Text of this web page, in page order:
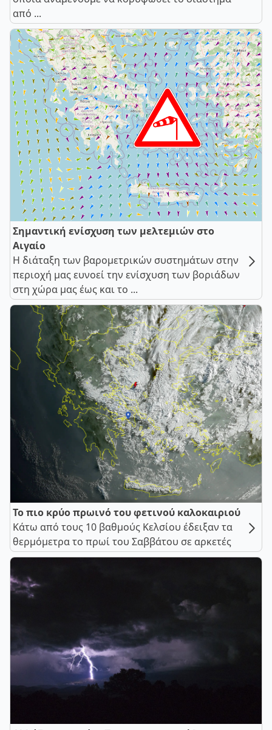
από ...
Σημαντική ενίσχυση των μελτεμιών στο
Αιγαίο
Η διάταξη των βαρομετρικών συστημάτων στην
περιοχή μας ευνοεί την ενίσχυση των βοριάδων
στη χώρα μας έως και το ...
Το πιο κρύο πρωινό του φετινού καλοκαιριού
Κάτω από τους 10 βαθμούς Κελσίου έδειξαν τα
θερμόμετρα το πρωί του Σαββάτου σε αρκετές